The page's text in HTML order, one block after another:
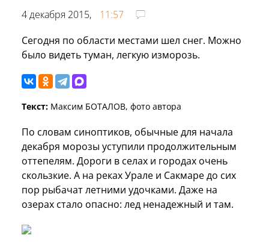
4 декабря 2015,
11:57
Сегодня по области местами шел снег. Можно
было видеть туман, легкую изморозь.
Текст: Максим БОТАЛОВ, фото автора
По словам синоптиков, обычные для начала
декабря морозы уступили продолжительным
оттепелям. Дороги в селах и городах очень
скользкие. А на реках Урале и Сакмаре до сих
пор рыбачат летними удочками. Даже на
озерах стало опасно: лед ненадежный и там.